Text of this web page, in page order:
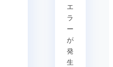
エ
ラ
ー
が
発
生